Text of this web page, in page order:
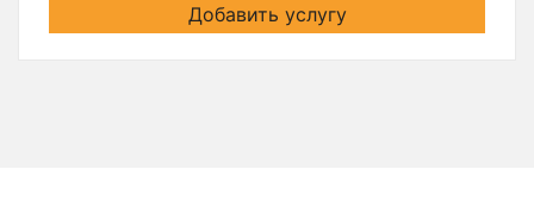
Добавить услугу